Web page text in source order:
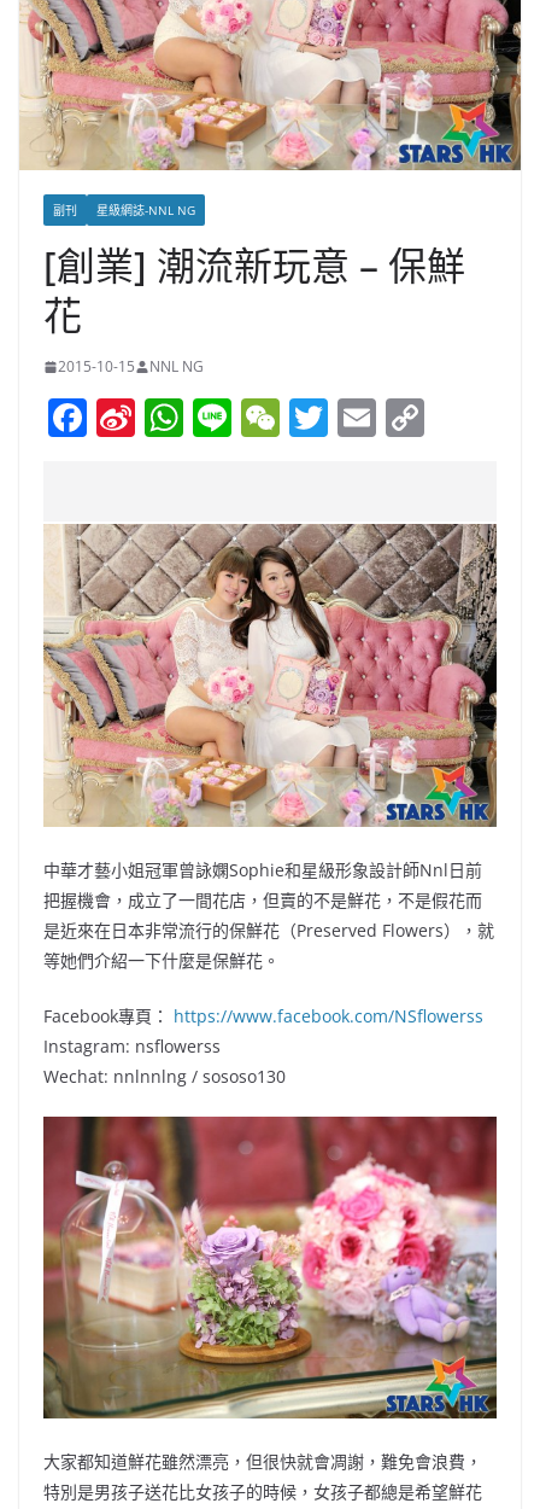
副刊 星級網誌-NNL NG
[創業] 潮流新玩意 – 保鮮
花
2015-10-15 NNL NG
F
e
b
o
o
k
Si
W
ei
b
o
W
s
A
p
p
Li W
h
at
T
er
E
l y
Li
n
k
中華才藝小姐冠軍曾詠嫻Sophie和星級形象設計師Nnl日前
把握機會，成立了一間花店，但賣的不是鮮花，不是假花而
是近來在日本非常流行的保鮮花（Preserved Flowers），就
等她們介紹一下什麼是保鮮花。
Facebook專頁： https://www.facebook.com/NSflowerss
Instagram: nsflowerss
Wechat: nnlnnlng / sososo130
大家都知道鮮花雖然漂亮，但很快就會凋謝，難免會浪費，
特別是男孩子送花比女孩子的時候，女孩子都總是希望鮮花